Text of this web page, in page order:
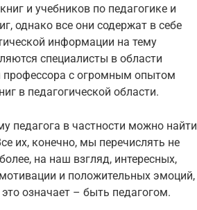
и учебников по педагогике и
однако все они содержат в себе
информации на тему
специалисты в области
профессора с огромным опытом
в педагогической области.
педагога в частности можно найти
их, конечно, мы перечислять не
на наш взгляд, интересных,
и положительных эмоций,
означает – быть педагогом.